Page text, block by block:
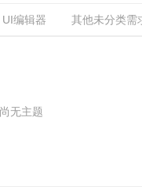
UI编辑器 其他未分类需
无主题